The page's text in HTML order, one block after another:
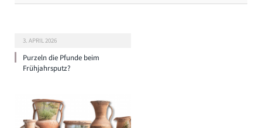
3. APRIL 2026
Purzeln die Pfunde beim
Frühjahrsputz?